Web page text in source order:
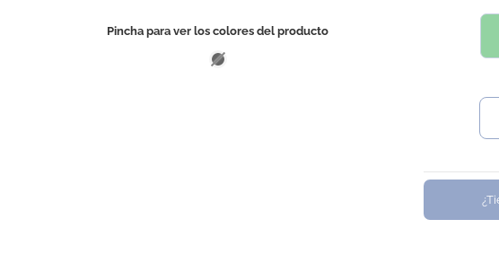
Pincha para ver los colores del producto